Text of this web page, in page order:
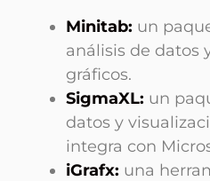
Minitab: un
análisis de datos
gráficos.
SigmaXL: un
datos y
integra con
iGrafx: una